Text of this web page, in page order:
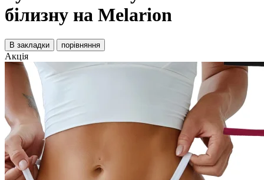
білизну на Melarion
В закладки порівняння
Акція